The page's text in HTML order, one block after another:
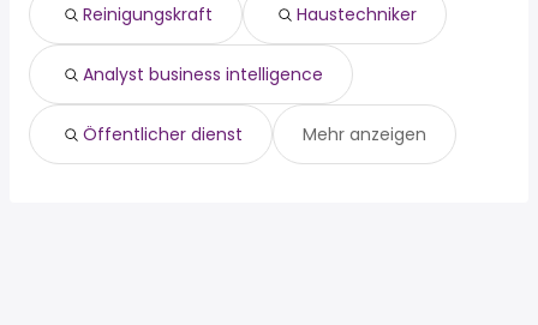
Reinigungskraft Haustechniker
Analyst business intelligence
Öffentlicher dienst Mehr anzeigen